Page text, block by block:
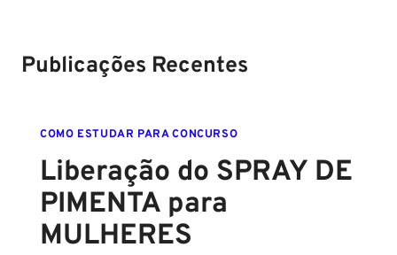
Publicações Recentes
COMO ESTUDAR PARA CONCURSO
Liberação do SPRAY DE
PIMENTA para
MULHERES